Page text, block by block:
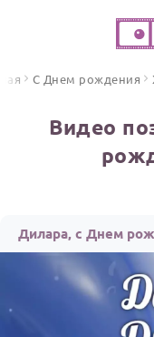
ПО ФОРМАТУ
Открытки
Стихи и тексты
ИНСТРУМЕНТЫ
ОТЗЫВЫ
С Днем рождения
Видео
Дилара, с Днем